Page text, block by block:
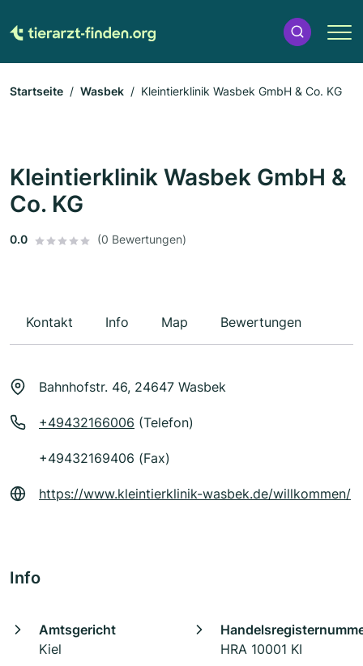
Startseite Wasbek Kleintierklinik Wasbek GmbH & Co. KG
Kleintierklinik Wasbek GmbH &
Co. KG
0.0 (0 Bewertungen)
Kontakt Info Map Bewertungen
Bahnhofstr. 46, 24647 Wasbek
+49432166006 (Telefon)
+49432169406 (Fax)
https://www.kleintierklinik-wasbek.de/willkommen/
Info
Amtsgericht
Kiel
HRA 10001 KI